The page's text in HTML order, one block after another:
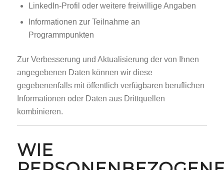
LinkedIn-Profil oder weitere freiwillige Angaben
Informationen zur Teilnahme an
Programmpunkten
Zur Verbesserung und Aktualisierung der von Ihnen
angegebenen Daten können wir diese
gegebenenfalls mit öffentlich verfügbaren beruflichen
Informationen oder Daten aus Drittquellen
kombinieren.
WIE